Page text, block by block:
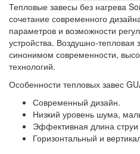
Тепловые завесы без нагрева
сочетание современного
параметров и возможности
устройства. Воздушно-тепловая
синонимом современности,
технологий.
Особенности тепловых завес
Современный дизайн.
Низкий уровень шума,
Эффективная длина струи
Горизонтальный и